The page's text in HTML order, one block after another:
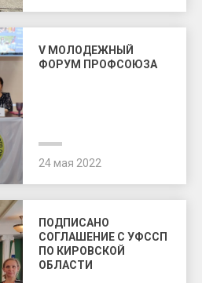
V МОЛОДЕЖНЫЙ
ФОРУМ ПРОФСОЮЗА
24 мая 2022
ПОДПИСАНО
СОГЛАШЕНИЕ С УФССП
ПО КИРОВСКОЙ
ОБЛАСТИ